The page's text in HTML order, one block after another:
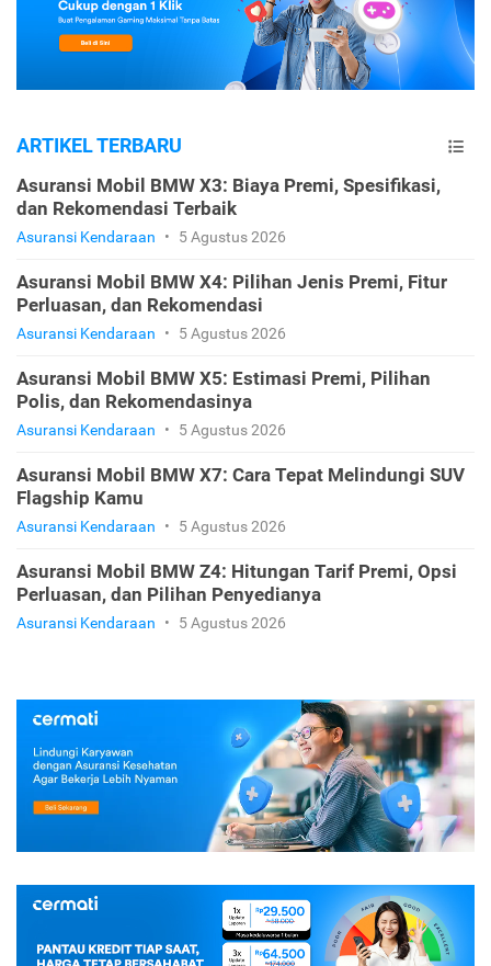
ARTIKEL TERBARU
Asuransi Mobil BMW X3: Biaya Premi, Spesifikasi,
dan Rekomendasi Terbaik
Asuransi Kendaraan • 5 Agustus 2026
Asuransi Mobil BMW X4: Pilihan Jenis Premi, Fitur
Perluasan, dan Rekomendasi
Asuransi Kendaraan • 5 Agustus 2026
Asuransi Mobil BMW X5: Estimasi Premi, Pilihan
Polis, dan Rekomendasinya
Asuransi Kendaraan • 5 Agustus 2026
Asuransi Mobil BMW X7: Cara Tepat Melindungi SUV
Flagship Kamu
Asuransi Kendaraan • 5 Agustus 2026
Asuransi Mobil BMW Z4: Hitungan Tarif Premi, Opsi
Perluasan, dan Pilihan Penyedianya
Asuransi Kendaraan • 5 Agustus 2026